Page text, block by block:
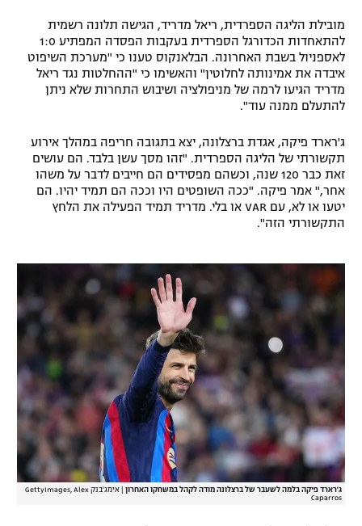
תקנון עבור פעילות אלקטרה
תקנון עבור פעילות ספורט 1 – "מרלן"
טניס
גיימינג E-Sports
מדיניות פרטיות
תקנון פעילות ספורט 1
רשיון להקרנה פומבית לבית עסק
הצטרפות לחבילת הערוצים
לוח דרושים – ג'ובנט
תגיות
המגזין
פוטבול אמריקאי NFL
בייסבול MLB
ספורט אתגרי ואקסטרים
אומנויות לחימה
גיימינג E-Sports
מובילת הליגה הספרדית, ריאל מדריד, הגישה תלונה רשמית
להתאחדות הכדורגל הספרדית בעקבות הפסדה המפתיע 1:0
לאספניול בשבת האחרונה. הבלאנקוס טענו כי "מערכת השיפוט
איבדה את אמינותה לחלוטין" והאשימו כי "ההחלטות נגד ריאל
מדריד הגיעו לרמה של מניפולציה ושיבוש התחרות שלא ניתן
להתעלם ממנה עוד".
ג'רארד פיקה, אגדת ברצלונה, יצא בתגובה חריפה במהלך אירוע
תקשורתי של הליגה הספרדית. "זהו מסך עשן בלבד. הם עושים
זאת כבר 120 שנה, וכשהם מפסידים הם חייבים לדבר על משהו
אחר," אמר פיקה. "ככה השופטים היו וככה הם תמיד יהיו. הם
יטעו או לא, עם VAR או בלי. מדריד תמיד הפעילה את הלחץ
התקשורתי הזה".
ג'רארד פיקה בלמה לשעבר של ברצלונה מודה לקהל במשחקו האחרון
אימג'בנק GettyImages, Alex
Caparros